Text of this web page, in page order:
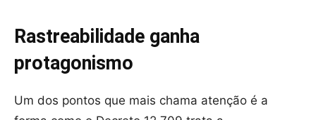
Rastreabilidade ganha
protagonismo
Um dos pontos que mais chama atenção é a